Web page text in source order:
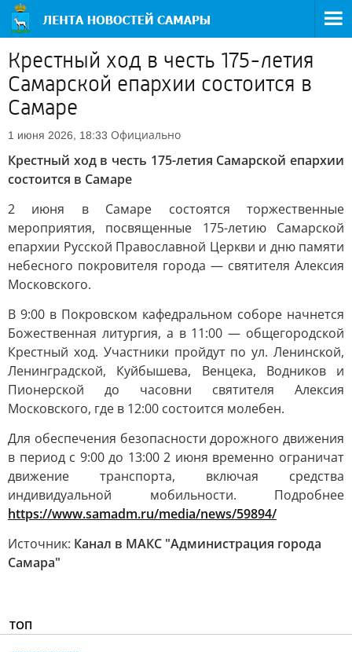
Крестный ход в честь 175-летия
Самарской епархии состоится в
Самаре
1 июня 2026, 18:33 Официально
Крестный ход в честь 175-летия Самарской епархии
состоится в Самаре
2 июня в Самаре состоятся торжественные
мероприятия, посвященные 175-летию Самарской
епархии Русской Православной Церкви и дню памяти
небесного покровителя города — святителя Алексия
Московского.
В 9:00 в Покровском кафедральном соборе начнется
Божественная литургия, а в 11:00 — общегородской
Крестный ход. Участники пройдут по ул. Ленинской,
Ленинградской, Куйбышева, Венцека, Водников и
Пионерской до часовни святителя Алексия
Московского, где в 12:00 состоится молебен.
Для обеспечения безопасности дорожного движения
в период с 9:00 до 13:00 2 июня временно ограничат
движение транспорта, включая средства
индивидуальной мобильности. Подробнее
https://www.samadm.ru/media/news/59894/
Источник: Канал в МАКС "Администрация города
Самара"
ТОП